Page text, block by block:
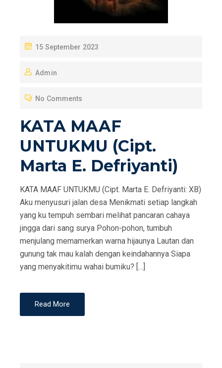
P
S
E
O
N
15 September 2023
Admin
No Comments
KATA MAAF
UNTUKMU (Cipt.
Marta E. Defriyanti)
KATA MAAF UNTUKMU (Cipt. Marta E. Defriyanti: XB)
Aku menyusuri jalan desa Menikmati setiap langkah
yang ku tempuh sembari melihat pancaran cahaya
jingga dari sang surya Pohon-pohon, tumbuh
menjulang memamerkan warna hijaunya Lautan dan
gunung tak mau kalah dengan keindahannya Siapa
yang menyakitimu wahai bumiku? […]
Read More